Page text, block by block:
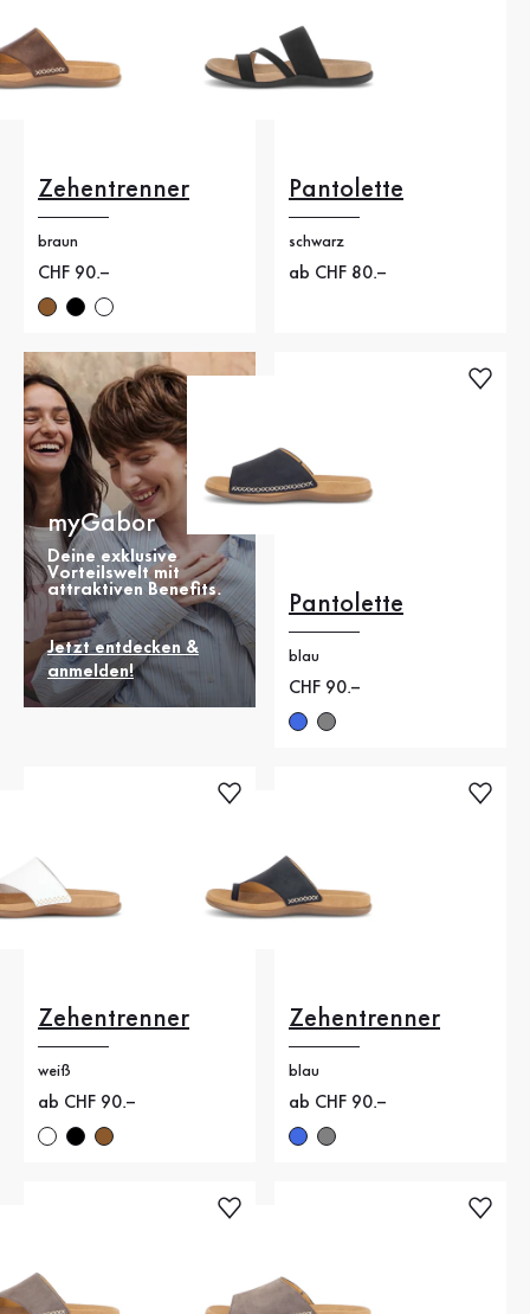
Zehentrenner
braun
Neuer Preis
CHF 90.–
Pantolette
schwarz
Neuer Preis
ab CHF 80.–
myGabor
Deine exklusive
Vorteilswelt mit
attraktiven Benefits.
Jetzt entdecken &
anmelden!
Pantolette
blau
Neuer Preis
CHF 90.–
Zehentrenner
weiß
Neuer Preis
ab CHF 90.–
Zehentrenner
blau
Neuer Preis
ab CHF 90.–